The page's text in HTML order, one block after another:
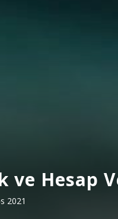
ve Hesap
2021